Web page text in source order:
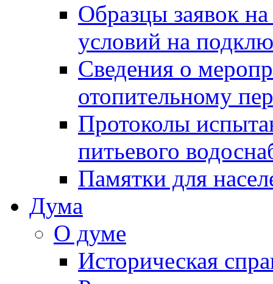
Образцы заявок
условий на
Сведения о
отопительному
Протоколы
питьевого
Памятки для
Дума
О думе
Историческая